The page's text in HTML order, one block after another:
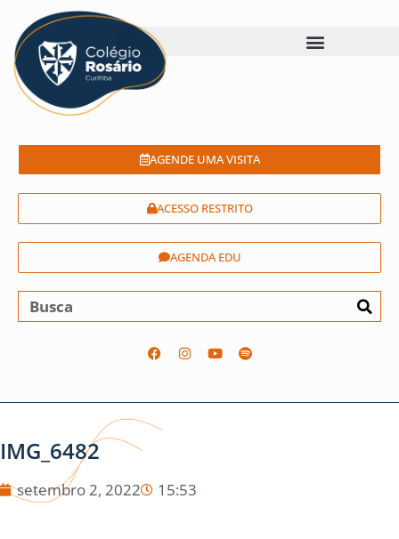
AGENDE UMA VISITA
ACESSO RESTRITO
AGENDA EDU
IMG_6482
setembro 2, 2022 15:53